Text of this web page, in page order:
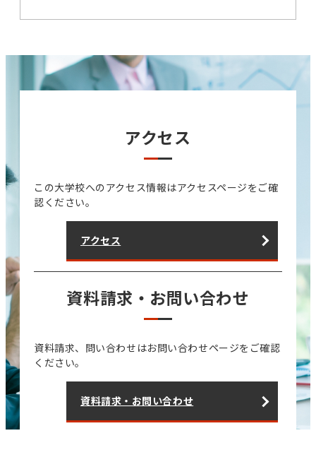
アクセス
この大学校へのアクセス情報はアクセスページをご確
認ください。
アクセス
資料請求・お問い合わせ
資料請求、問い合わせはお問い合わせページをご確認
ください。
資料請求・お問い合わせ